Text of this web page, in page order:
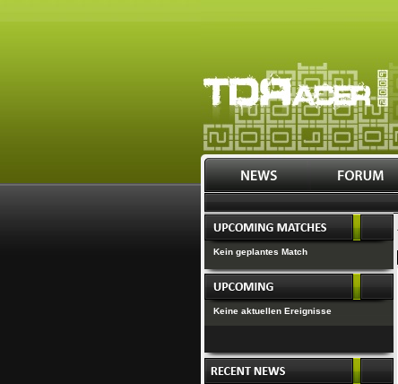
Kein geplantes Match
Keine aktuellen Ereignisse